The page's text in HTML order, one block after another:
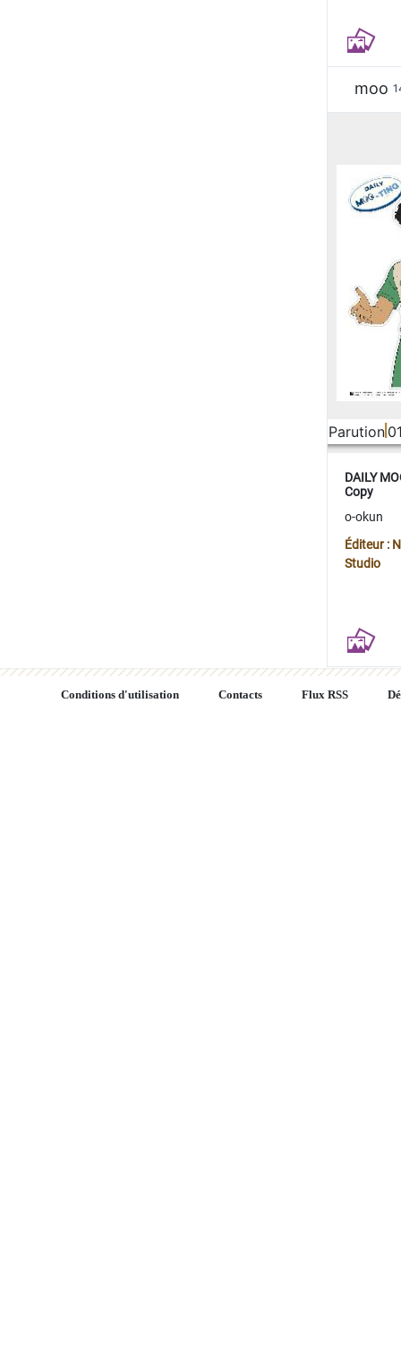
moo
Parution
DAILY
Copy
o-okun
Éditeur :
Studio
Conditions d'utilisation Contacts Flux RSS